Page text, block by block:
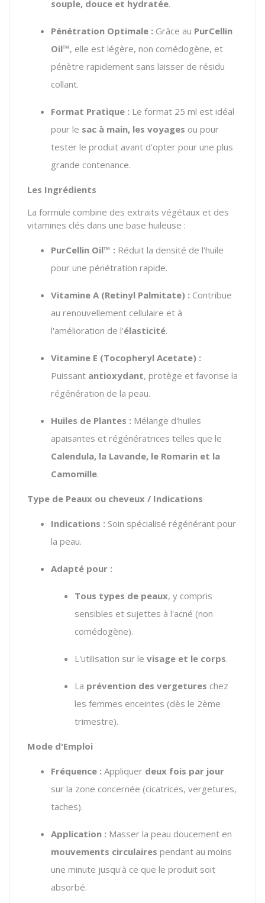
souple, douce et hydratée.
Pénétration Optimale : Grâce au PurCellin
Oil™, elle est légère, non comédogène, et
pénètre rapidement sans laisser de résidu
collant.
Format Pratique : Le format 25 ml est idéal
pour le sac à main, les voyages ou pour
tester le produit avant d'opter pour une plus
grande contenance.
Les Ingrédients
La formule combine des extraits végétaux et des
vitamines clés dans une base huileuse :
PurCellin Oil™ : Réduit la densité de l'huile
pour une pénétration rapide.
Vitamine A (Retinyl Palmitate) : Contribue
au renouvellement cellulaire et à
l'amélioration de l'élasticité.
Vitamine E (Tocopheryl Acetate) :
Puissant antioxydant, protège et favorise la
régénération de la peau.
Huiles de Plantes : Mélange d'huiles
apaisantes et régénératrices telles que le
Calendula, la Lavande, le Romarin et la
Camomille.
Type de Peaux ou cheveux / Indications
Indications : Soin spécialisé régénérant pour
la peau.
Adapté pour :
Tous types de peaux, y compris
sensibles et sujettes à l'acné (non
comédogène).
L'utilisation sur le visage et le corps.
La prévention des vergetures chez
les femmes enceintes (dès le 2ème
trimestre).
Mode d'Emploi
Fréquence : Appliquer deux fois par jour
sur la zone concernée (cicatrices, vergetures,
taches).
Application : Masser la peau doucement en
mouvements circulaires pendant au moins
une minute jusqu'à ce que le produit soit
absorbé.